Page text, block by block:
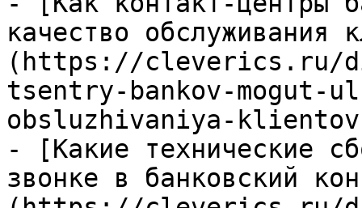
качество обслуживания
(https://cleverics.ru/
tsentry-bankov-mogut-
obsluzhivaniya-
- [Какие технические
звонке в банковский